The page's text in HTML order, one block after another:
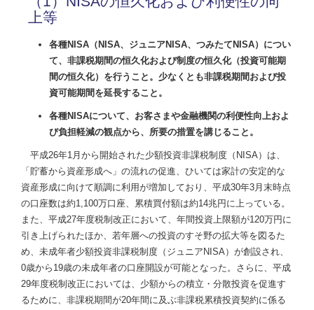
上等
各種NISA（NISA、ジュニアNISA、つみたてNISA）につい
て、非課税期間の恒久化および制度の恒久化（投資可能期
間の恒久化）を行うこと。少なくとも非課税期間および投
資可能期間を延長すること。
各種NISAについて、お客さまや金融機関の利便性向上およ
び負担軽減の観点から、所要の措置を講じること。
平成26年1月から開始された少額投資非課税制度（NISA）は、
「貯蓄から資産形成へ」の流れの促進、ひいては家計の安定的な
資産形成に向けて順調に利用が増加しており、平成30年3月末時点
の口座数は約1,100万口座、累積買付額は約14兆円に上っている。
また、平成27年度税制改正において、年間投資上限額が120万円に
引き上げられたほか、若年層への投資のすそ野の拡大等を図るた
め、未成年者少額投資非課税制度（ジュニアNISA）が創設され、
0歳から19歳の未成年者の口座開設が可能となった。さらに、平成
29年度税制改正においては、少額からの積立・分散投資を促進す
るために、非課税期間が20年間に及ぶ非課税累積投資契約に係る